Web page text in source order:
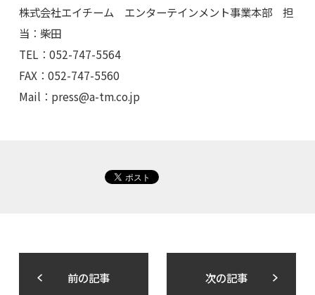
株式会社エイチーム エンターテインメント事業本部 担
当：柴田
TEL：052-747-5564
FAX：052-747-5560
Mail： press@a-tm.co.jp
前の記事 次の記事